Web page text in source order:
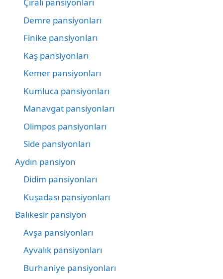
Demre pansiyonları
Finike pansiyonları
Kaş pansiyonları
Kemer pansiyonları
Kumluca pansiyonları
Manavgat pansiyonları
Olimpos pansiyonları
Side pansiyonları
Aydın pansiyon
Didim pansiyonları
Kuşadası pansiyonları
Balıkesir pansiyon
Avşa pansiyonları
Ayvalık pansiyonları
Burhaniye pansiyonları